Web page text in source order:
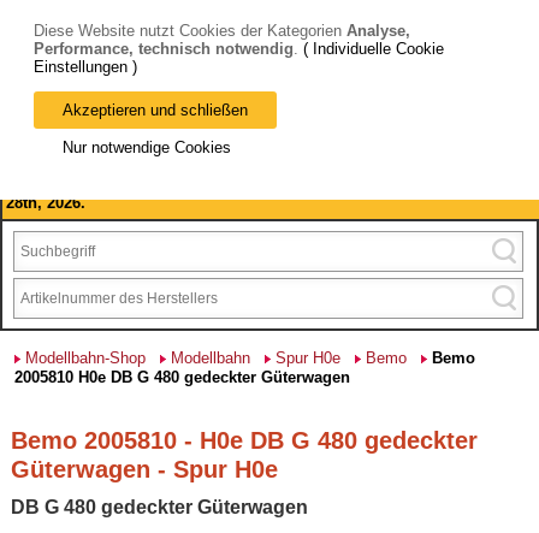
Bitte beachten Sie: wir machen Betriebsferien, vom 03. bis 28.
August 2026 haben wir geschlossen.
28th, 2026.
Modellbahn-Shop Modellbahn Spur H0e Bemo
Bemo
2005810 H0e DB G 480 gedeckter Güterwagen
Bemo 2005810 - H0e DB G 480 gedeckter
Güterwagen - Spur H0e
DB G 480 gedeckter Güterwagen
Diese Website nutzt Cookies der Kategorien Analyse,
Performance, technisch notwendig. ( Individuelle Cookie
Einstellungen )
Akzeptieren und schließen
Nur notwendige Cookies